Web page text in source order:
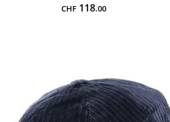
CHF118.00